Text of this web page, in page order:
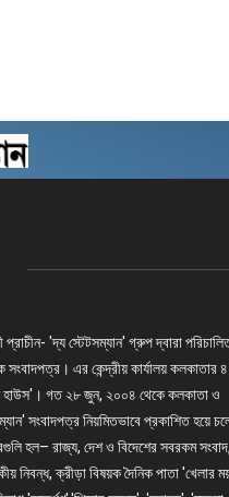
প্রাচীন- 'দ্য স্টেটসম্যান' গ্রুপ দ্বারা
সংবাদপত্র। এর কেন্দ্রীয় কার্যালয় কলকাতার
হাউস'। গত ২৮ জুন, ২০০৪ থেকে কলকাতা ও
সংবাদপত্র নিয়মিতভাবে প্রকাশিত হয়ে
হল– রাজ্য, দেশ ও বিদেশের সবরকম সংবাদ,
নিবন্ধ, ক্রীড়া বিষয়ক দৈনিক পাতা 'খেলার